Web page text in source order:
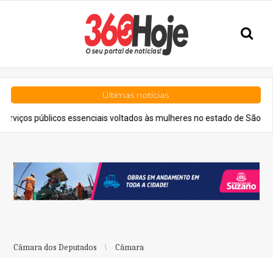
Últimas notícias
essenciais voltados às mulheres no estado de São Paulo
Câmara dos Deputados Câmara